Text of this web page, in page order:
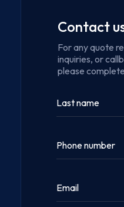
Contact
For any quote
inquiries, or
please